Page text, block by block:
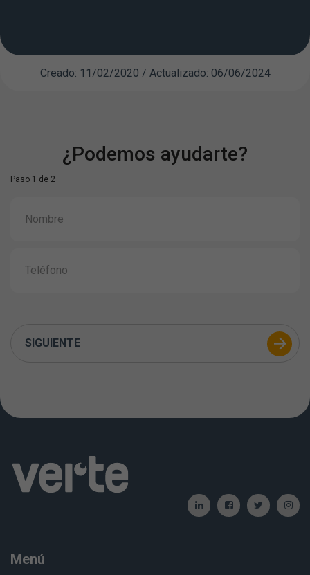
Creado: 11/02/2020 / Actualizado: 06/06/2024
¿Podemos ayudarte?
Paso 1 de 2
SIGUIENTE
Menú